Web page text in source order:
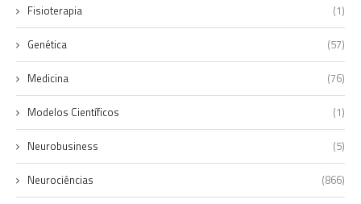
Fisioterapia (1)
Genética (57)
Medicina (76)
Modelos Científicos (1)
Neurobusiness (5)
Neurociências (866)